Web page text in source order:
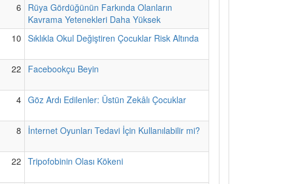
6
Rüya Gördüğünün Farkında Olanların
Kavrama Yetenekleri Daha Yüksek
10 Sıklıkla Okul Değiştiren Çocuklar Risk Altında
22 Facebookçu Beyin
4 Göz Ardı Edilenler: Üstün Zekâlı Çocuklar
8 İnternet Oyunları Tedavi İçin Kullanılabilir mi?
22 Tripofobinin Olası Kökeni